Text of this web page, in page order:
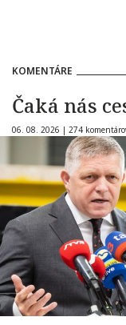
KOMENTÁRE
Čaká nás
06. 08. 2026 | 274